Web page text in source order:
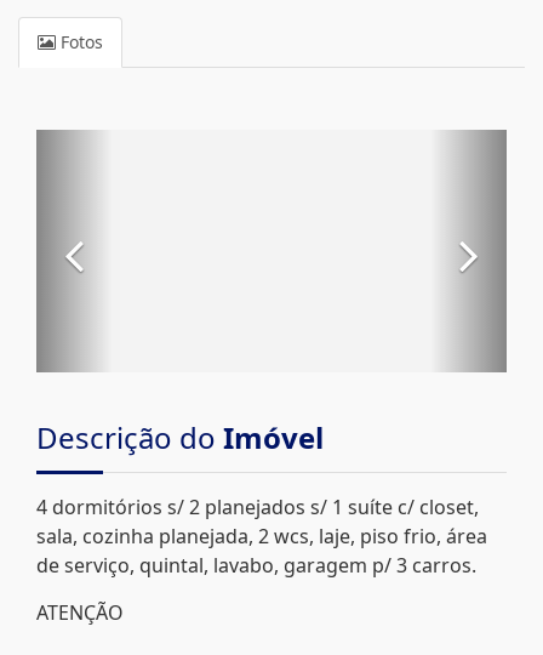
Fotos
Descrição do Imóvel
4 dormitórios s/ 2 planejados s/ 1 suíte c/ closet,
sala, cozinha planejada, 2 wcs, laje, piso frio, área
de serviço, quintal, lavabo, garagem p/ 3 carros.
ATENÇÃO